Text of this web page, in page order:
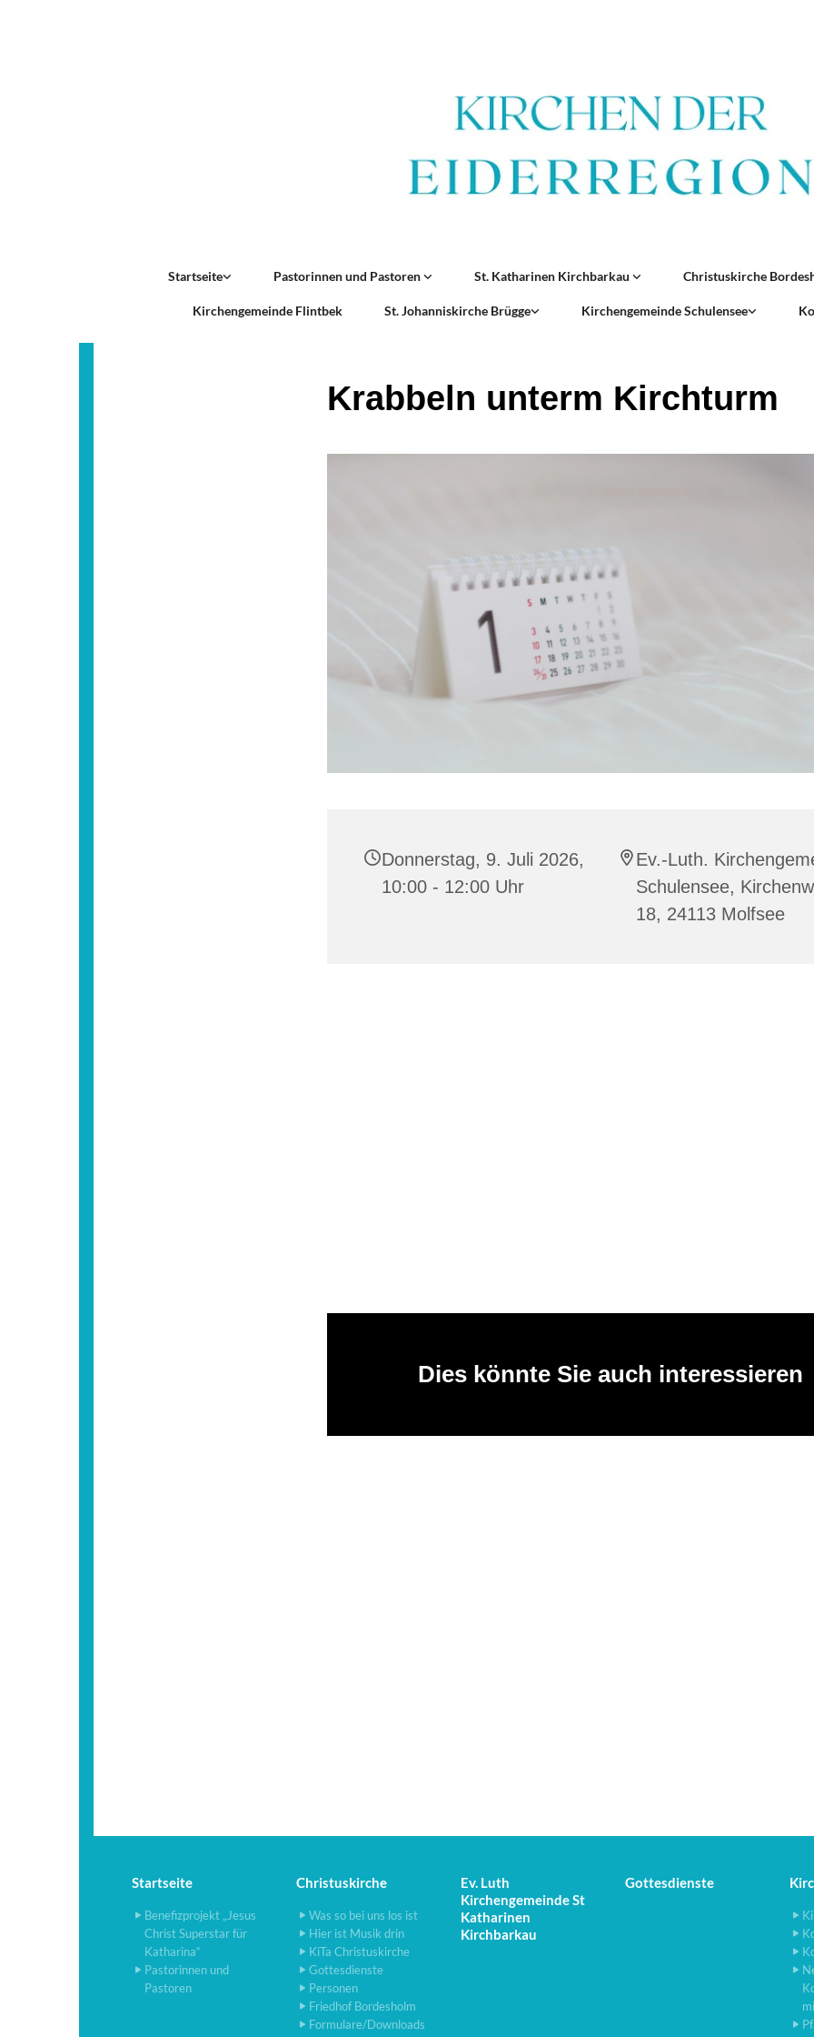
Startseite Pastorinnen und Pastoren St. Katharinen Kirchbarkau Christuskirche
Kirchengemeinde Flintbek St. Johanniskirche Brügge Kirchengemeinde Schulensee
Krabbeln unterm Kirchturm
Donnerstag, 9. Juli 2026,
10:00 - 12:00 Uhr
Ev.-Luth.
Schulensee,
18, 24113 Molfsee
Dies könnte Sie auch interessieren
Startseite
Benefizprojekt „Jesus
Christ Superstar für
Katharina“
Pastorinnen und
Pastoren
Christuskirche
Was so bei uns los ist
Hier ist Musik drin
KiTa Christuskirche
Gottesdienste
Personen
Friedhof Bordesholm
Formulare/Downloads
Ev. Luth
Kirchengemeinde St
Katharinen
Kirchbarkau
Gottesdienste